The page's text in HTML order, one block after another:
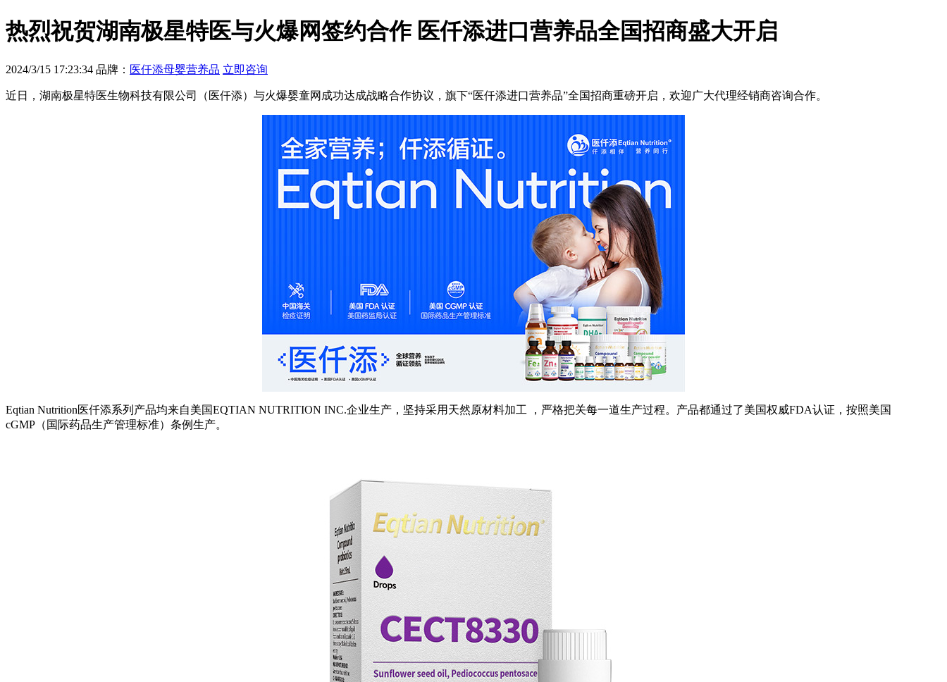
热烈祝贺湖南极星特医与火爆网签约合作 医仟添进口营养品全国招商盛大开启
2024/3/15 17:23:34 品牌： 医仟添母婴营养品 立即咨询
近日，湖南极星特医生物科技有限公司（医仟添）与火爆婴童网成功达成战略合作协议，旗下“医仟添进口营养品”全国招商重磅开启，欢迎广大代理经销商咨询合作。
Eqtian Nutrition医仟添系列产品均来自美国EQTIAN NUTRITION INC.企业生产，坚持采用天然原材料加工 ，严格把关每一道生产过程。产品都通过了美国权威FDA认证，按照美国
cGMP（国际药品生产管理标准）条例生产。